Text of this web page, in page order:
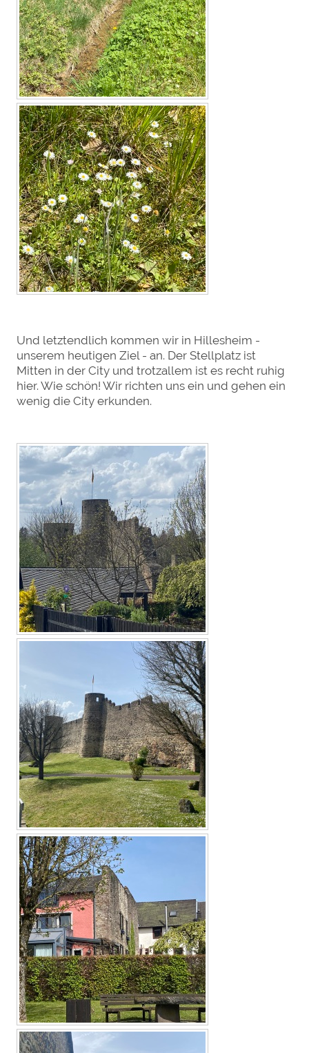
Und letztendlich kommen wir in Hillesheim -
unserem heutigen Ziel - an. Der Stellplatz ist
Mitten in der City und trotzallem ist es recht ruhig
hier. Wie schön! Wir richten uns ein und gehen ein
wenig die City erkunden.